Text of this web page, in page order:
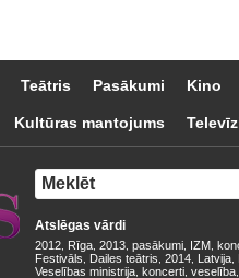
Teātris Pasākumi Kino
Kultūras mantojums
Atslēgas vārdi
2012 Rīga 2013 pasākumi IZM
Festivāls
Dailes teātris 2014 Latvija
Veselības ministrija koncerti veselība